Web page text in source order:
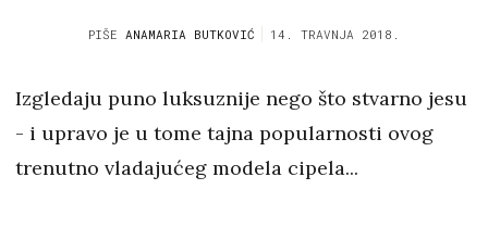
PIŠE ANAMARIA BUTKOVIĆ 14. TRAVNJA 2018.
Izgledaju puno luksuznije nego što stvarno jesu
- i upravo je u tome tajna popularnosti ovog
trenutno vladajućeg modela cipela...